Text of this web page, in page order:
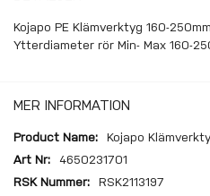
Kojapo PE Klämverktyg 160-
Ytterdiameter rör Min- Max 160-
MER INFORMATION
Mer
information
Kojapo
4650231701
RSK2113197